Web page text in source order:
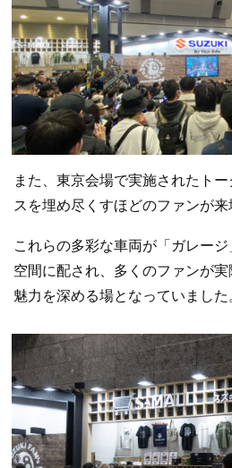
また、東京会場で実施されたト
スを埋め尽くすほどのファンが来
これらの多彩な車両が「ガレー
空間に配され、多くのファンが
魅力を深める場となっていました